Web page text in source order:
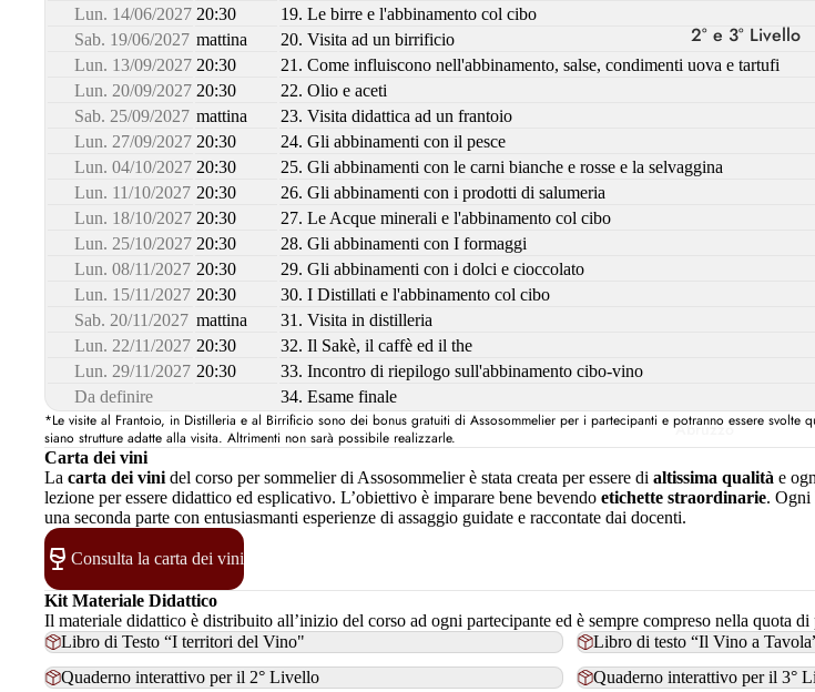
Sicilia
2° e 3° Livello
Abruzzo
Emilia-Romagna
Lazio
Lombardia
Lun. 14/06/2027 20:30
19. Le birre e l'abbinamento col cibo
Sab. 19/06/2027 mattina
20. Visita ad un birrificio
Lun. 13/09/2027 20:30
21. Come influiscono nell'abbinamento, salse, condimenti uova e tartufi
Lun. 20/09/2027 20:30
22. Olio e aceti
Sab. 25/09/2027 mattina
23. Visita didattica ad un frantoio
Lun. 27/09/2027 20:30
24. Gli abbinamenti con il pesce
Lun. 04/10/2027 20:30
25. Gli abbinamenti con le carni bianche e rosse e la selvaggina
Lun. 11/10/2027 20:30
26. Gli abbinamenti con i prodotti di salumeria
Lun. 18/10/2027 20:30
27. Le Acque minerali e l'abbinamento col cibo
Lun. 25/10/2027 20:30
28. Gli abbinamenti con I formaggi
Lun. 08/11/2027 20:30
29. Gli abbinamenti con i dolci e cioccolato
Lun. 15/11/2027 20:30
30. I Distillati e l'abbinamento col cibo
Sab. 20/11/2027 mattina
31. Visita in distilleria
Lun. 22/11/2027 20:30
32. Il Sakè, il caffè ed il the
Lun. 29/11/2027 20:30
33. Incontro di riepilogo sull'abbinamento cibo-vino
Da definire
34. Esame finale
*Le visite al Frantoio, in Distilleria e al Birrificio sono dei bonus gratuiti di Assosommelier per i partecipanti e potranno essere svolte
siano strutture adatte alla visita. Altrimenti non sarà possibile realizzarle.
Carta dei vini
La carta dei vini del corso per sommelier di Assosommelier è stata creata per essere di altissima qualità e
lezione per essere didattico ed esplicativo. L’obiettivo è imparare bene bevendo etichette straordinarie. Ogni
una seconda parte con entusiasmanti esperienze di assaggio guidate e raccontate dai docenti.
Consulta la carta dei vini
Kit Materiale Didattico
Il materiale didattico è distribuito all’inizio del corso ad ogni partecipante ed è sempre compreso nella quota di
Libro di Testo “I territori del Vino"
Libro di testo “Il Vino a
Quaderno interattivo per il 2° Livello
Quaderno interattivo per il 3°